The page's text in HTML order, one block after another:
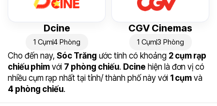
Dcine
1 Cụm4 Phòng
CGV Cinemas
1 Cụm3 Phòng
Cho đến nay, Sóc Trăng ước tính có khoảng 2 cụm rạp
chiếu phim với 7 phòng chiếu. Dcine hiện là đơn vị có
nhiều cụm rạp nhất tại tỉnh/ thành phố này với 1 cụm và
4 phòng chiếu.